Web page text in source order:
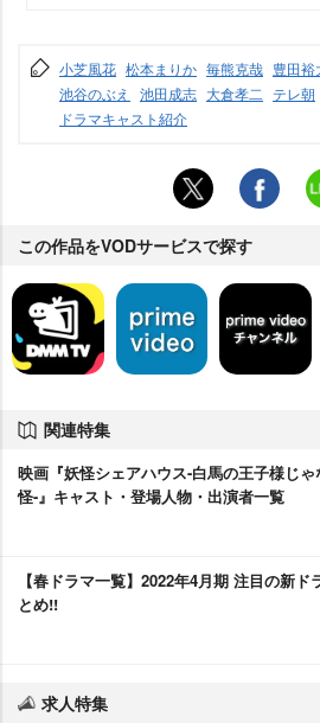
小芝風花 松本まりか 毎熊克哉 豊田裕
池谷のぶえ
池田成志 大倉孝二 テレ朝
ドラマキャスト紹介
この作品をVODサービスで探す
関連特集
映画『妖怪シェアハウス-白馬の王子様じゃ
怪-』キャスト・登場人物・出演者一覧
【春ドラマ一覧】2022年4月期 注目の新ド
とめ!!
求人特集